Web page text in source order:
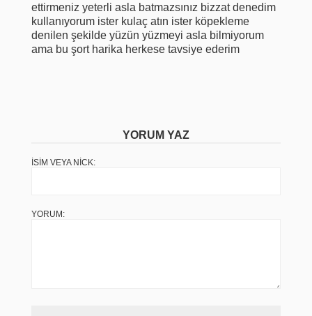
ettirmeniz yeterli asla batmazsınız bizzat denedim
kullanıyorum ister kulaç atın ister köpekleme
denilen şekilde yüzün yüzmeyi asla bilmiyorum
ama bu şort harika herkese tavsiye ederim
YORUM YAZ
İSIM VEYA NICK:
YORUM: